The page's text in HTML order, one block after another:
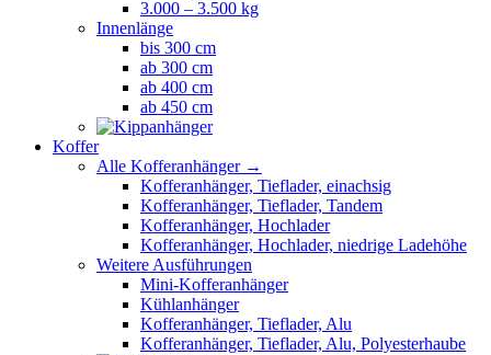
3.000 – 3.500 kg
Innenlänge
bis 300 cm
ab 300 cm
ab 400 cm
ab 450 cm
Koffer
Alle Kofferanhänger →
Kofferanhänger, Tieflader, einachsig
Kofferanhänger, Tieflader, Tandem
Kofferanhänger, Hochlader
Kofferanhänger, Hochlader, niedrige Ladehöhe
Weitere Ausführungen
Mini-Kofferanhänger
Kühlanhänger
Kofferanhänger, Tieflader, Alu
Kofferanhänger, Tieflader, Alu, Polyesterhaube